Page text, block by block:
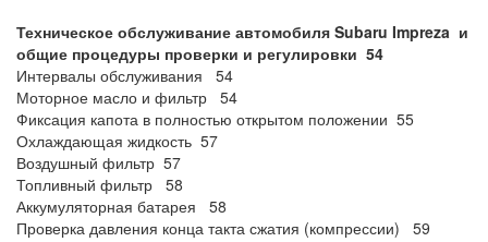
Техническое обслуживание автомобиля Subaru Impreza и
общие процедуры проверки и регулировки 54
Интервалы обслуживания 54
Моторное масло и фильтр 54
Фиксация капота в полностью открытом положении 55
Охлаждающая жидкость 57
Воздушный фильтр 57
Топливный фильтр 58
Аккумуляторная батарея 58
Проверка давления конца такта сжатия (компрессии) 59